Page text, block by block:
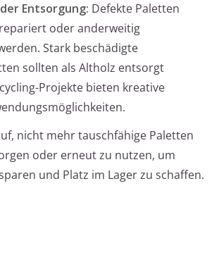
Entsorgung: Defekte Paletten
oder anderweitig
Stark beschädigte
sollten als Altholz entsorgt
Projekte bieten kreative
nicht mehr tauschfähige Paletten
oder erneut zu nutzen, um
und Platz im Lager zu schaffen.